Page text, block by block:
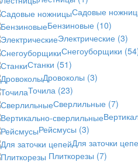
Садовые
Бензиновые (10)
Электрические (3)
Снегоуборщики
Станки (51)
Дровоколы (3)
Точила (23)
Сверлильные (7)
Рейсмусы (3)
Для заточки
Плиткорезы (7)